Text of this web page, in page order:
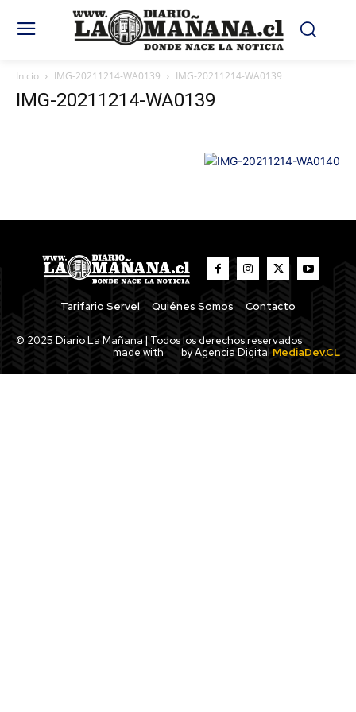
Inicio IMG-20211214-WA0139 IMG-20211214-WA0139
IMG-20211214-WA0139
Tarifario Servel Quiénes Somos Contacto
© 2025 Diario La Mañana | Todos los derechos reservados
made with
by Agencia Digital MediaDev.CL